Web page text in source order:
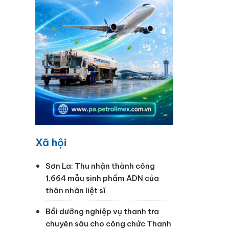
Xã hội
Sơn La: Thu nhận thành công
1.664 mẫu sinh phẩm ADN của
thân nhân liệt sĩ
Bồi dưỡng nghiệp vụ thanh tra
chuyên sâu cho công chức Thanh